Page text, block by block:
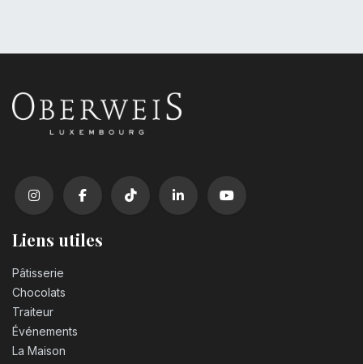
Liens utiles
Pâtisserie
Chocolats
Traiteur
Événements
La Maison